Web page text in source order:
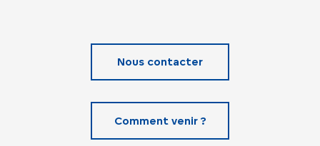
Nous contacter
Comment venir ?